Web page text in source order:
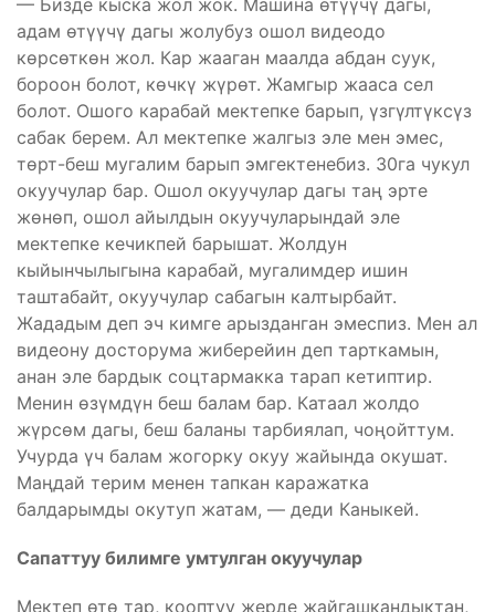
— Бизде кыска жол жок. Машина өтүүчү дагы,
адам өтүүчү дагы жолубуз ошол видеодо
көрсөткөн жол. Кар жааган маалда абдан суук,
бороон болот, көчкү жүрөт. Жамгыр жааса сел
болот. Ошого карабай мектепке барып, үзгүлтүксүз
сабак берем. Ал мектепке жалгыз эле мен эмес,
төрт-беш мугалим барып эмгектенебиз. 30га чукул
окуучулар бар. Ошол окуучулар дагы таң эрте
жөнөп, ошол айылдын окуучуларындай эле
мектепке кечикпей барышат. Жолдун
кыйынчылыгына карабай, мугалимдер ишин
таштабайт, окуучулар сабагын калтырбайт.
Жададым деп эч кимге арызданган эмеспиз. Мен ал
видеону досторума жиберейин деп тарткамын,
анан эле бардык соцтармакка тарап кетиптир.
Менин өзүмдүн беш балам бар. Катаал жолдо
жүрсөм дагы, беш баланы тарбиялап, чоңойттум.
Учурда үч балам жогорку окуу жайында окушат.
Маңдай терим менен тапкан каражатка
балдарымды окутуп жатам, — деди Каныкей.
Сапаттуу билимге умтулган окуучулар
Мектеп өтө тар, кооптуу жерде жайгашкандыктан,